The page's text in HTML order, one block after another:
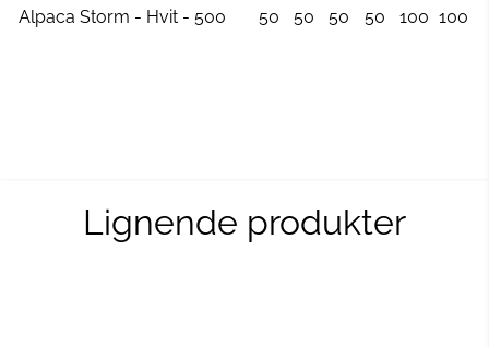
Alpaca Storm - Hvit - 500
50 50 50 50 100 100
Lignende produkter